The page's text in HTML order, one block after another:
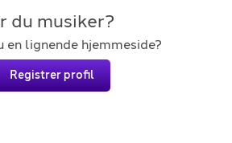
du musiker?
en lignende hjemmeside?
Registrer profil